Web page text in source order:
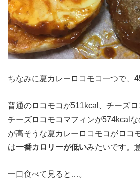
ちなみに夏カレーロコモコ一つで、
普通のロコモコが511kcal、チーズロ
チーズロコモコマフィンが574kcal
が高そうな夏カレーロコモコがロコ
は一番カロリーが低いみたいです。
一口食べて見ると…。